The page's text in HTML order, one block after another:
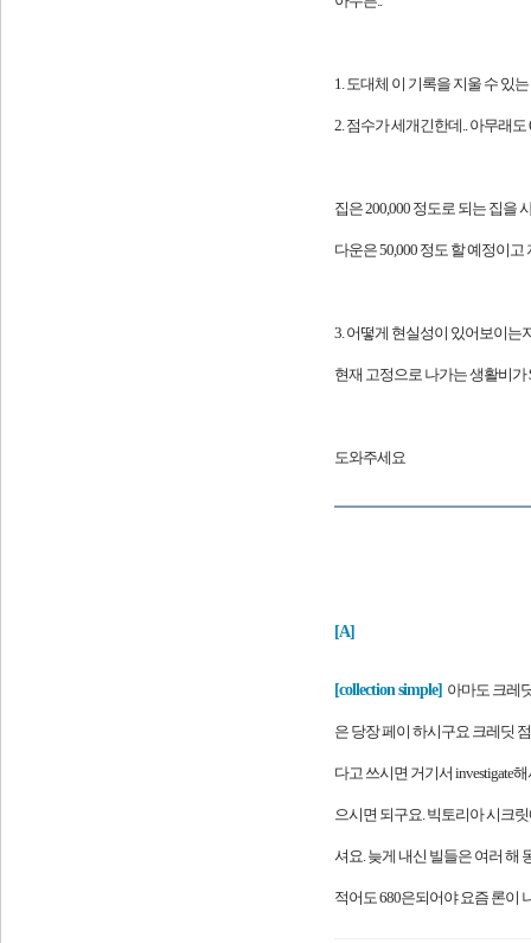
1. 도대체 이 기록을 지울 수 있
2. 점수가 세개긴한데.. 아무래
집은 200,000 정도로 되는 집을
다운은 50,000 정도 할 예정이
3. 어떻게 현실성이 있어보이는
현재 고정으로 나가는 생활비가
도와주세요
[A]
[collection simple] 아마도 크레
은 당장 페이 하시구요 크레딧
다고 쓰시면 거기서 investigate
으시면 되구요. 빅토리아 시크
셔요. 늦게 내신 빌들은 여러 해
적어도 680은되어야 요즘 론이